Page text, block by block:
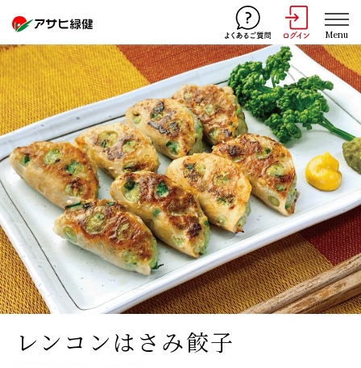
Menu
レンコンはさみ餃子